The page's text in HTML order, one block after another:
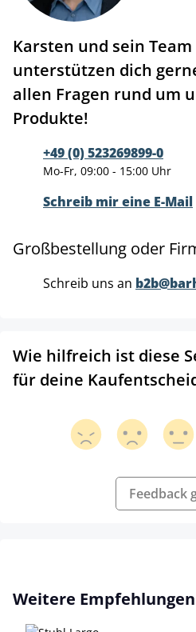
Karsten und sein Team
unterstützen dich
allen Fragen rund um
Produkte!
+49 (0) 523269899-0
Mo-Fr, 09:00 - 15:00 Uhr
Schreib mir eine E-Mail
Großbestellung oder
Schreib uns an
Wie hilfreich ist diese
für deine
Feedback
Produktgalerie überspringen
Weitere Empfehlungen